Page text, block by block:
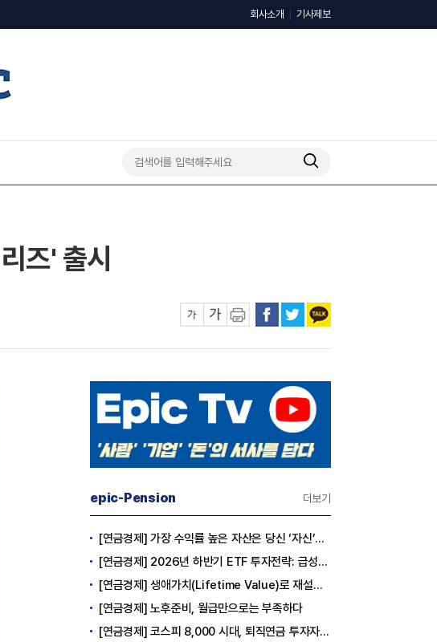
회사소개 기사제보
즈' 출시
epic-Pension 더보기
[연금경제] 가장 수익률 높은 자산은 당신 ‘자신’이다
[연금경제] 2026년 하반기 ETF 투자전략: 급성장의 상반기를 접고, 이제 '실적'이 가르는 하반기를 맞다
[연금경제] 생애가치(Lifetime Value)로 재설계하는 은퇴 후 안정적 생활보장과 평생소득 전략
[연금경제] 노후준비, 월급만으로는 부족하다
[연금경제] 코스피 8,000 시대, 퇴직연금 투자자는 왜 지금 FOMO를 경계해야 하는가